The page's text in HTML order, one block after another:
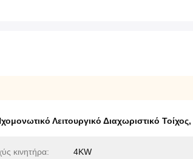
Λειτουργικό Διαχωριστικό Τοίχος,
κινητήρα: 4KW